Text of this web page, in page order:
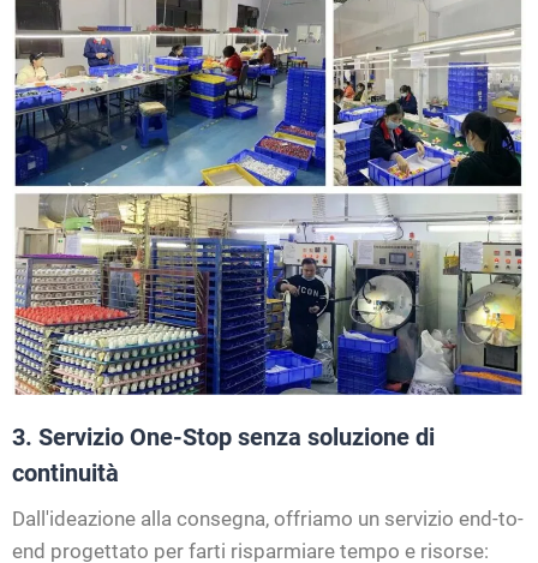
3. Servizio One-Stop senza soluzione di
continuità
Dall'ideazione alla consegna, offriamo un servizio end-to-
end progettato per farti risparmiare tempo e risorse: